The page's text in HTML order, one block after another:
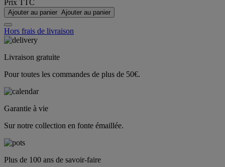
Prix TTC
Ajouter au panier Ajouter au panier
Hors frais de livraison
Livraison gratuite
Pour toutes les commandes de plus de 50€.
Garantie à vie
Sur notre collection en fonte émaillée.
Plus de 100 ans de savoir-faire